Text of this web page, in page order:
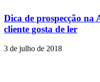
Dica de prospecção na
cliente gosta de ler
3 de julho de 2018